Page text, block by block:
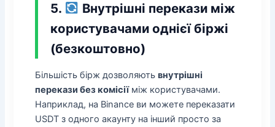
5.
Внутрішні перекази між
користувачами однієї біржі
(безкоштовно)
Більшість бірж дозволяютьвнутрішні
перекази без комісіїміж користувачами.
Наприклад, на Binance ви можете переказати
USDT з одного акаунту на інший просто за